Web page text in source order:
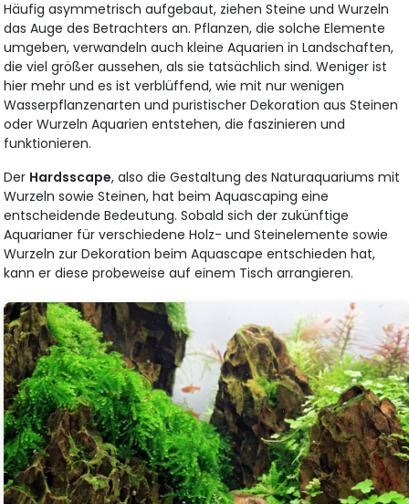
Häufig asymmetrisch aufgebaut, ziehen Steine und Wurzeln
das Auge des Betrachters an. Pflanzen, die solche Elemente
umgeben, verwandeln auch kleine Aquarien in Landschaften,
die viel größer aussehen, als sie tatsächlich sind. Weniger ist
hier mehr und es ist verblüffend, wie mit nur wenigen
Wasserpflanzenarten und puristischer Dekoration aus Steinen
oder Wurzeln Aquarien entstehen, die faszinieren und
funktionieren.
Der Hardsscape, also die Gestaltung des Naturaquariums mit
Wurzeln sowie Steinen, hat beim Aquascaping eine
entscheidende Bedeutung. Sobald sich der zukünftige
Aquarianer für verschiedene Holz- und Steinelemente sowie
Wurzeln zur Dekoration beim Aquascape entschieden hat,
kann er diese probeweise auf einem Tisch arrangieren.